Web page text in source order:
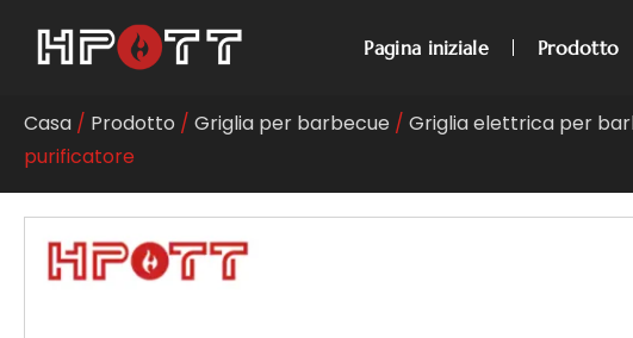
Pagina iniziale Prodotto
Casa / Prodotto / Griglia per barbecue / Griglia elettrica per
purificatore